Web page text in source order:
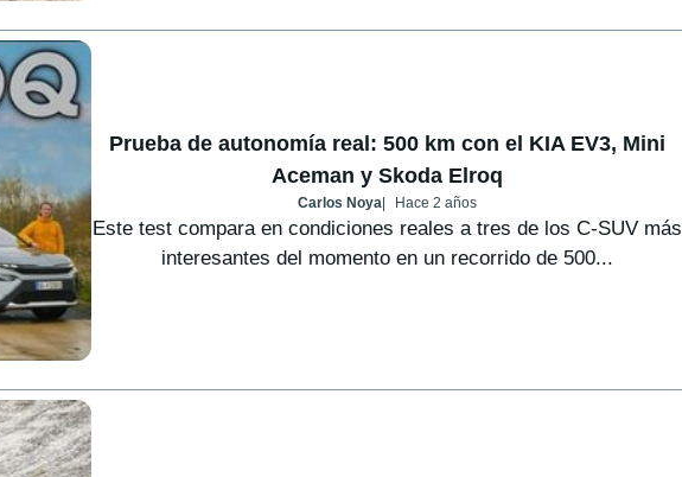
Prueba de autonomía real: 500 km con el KIA EV3, Mini
Aceman y Skoda Elroq
Carlos Noya Hace 2 años
Este test compara en condiciones reales a tres de los C-SUV más
interesantes del momento en un recorrido de 500...